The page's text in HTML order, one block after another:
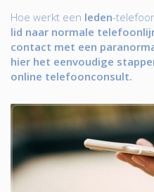
Hoe werkt een leden-
lid naar normale
contact met een
hier het eenvoudige
online telefoonconsult.